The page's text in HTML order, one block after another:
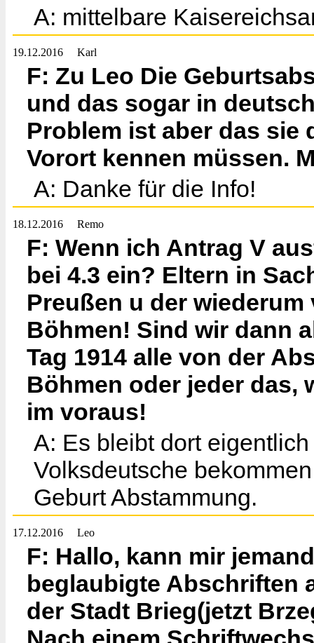
A: mittelbare
19.12.2016 Karl
F: Zu Leo Die
und das sogar in
Problem ist aber das sie
Vorort kennen müssen.
A: Danke für die Info!
18.12.2016 Remo
F: Wenn ich Antrag V
bei 4.3 ein? Eltern in
Preußen u der
Böhmen! Sind wir dann
Tag 1914 alle von der
Böhmen oder jeder das,
im voraus!
A: Es bleibt dort
Volksdeutsche
Geburt Abstammung.
17.12.2016 Leo
F: Hallo, kann mir
beglaubigte Abschriften
der Stadt Brieg(jetzt